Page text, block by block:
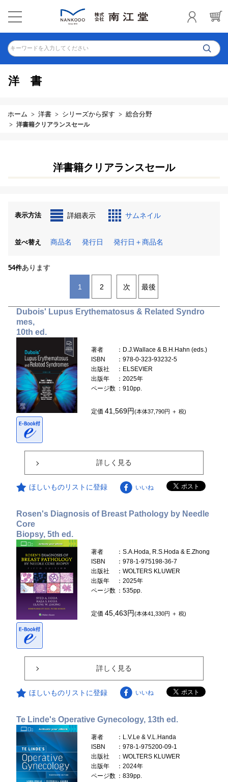
キーワードを入力してください
洋書
ホーム 洋書 シリーズから探す 総合分野
洋書籍クリアランスセール
洋書籍クリアランスセール
表示方法 詳細表示 サムネイル
並べ替え 商品名 発行日 発行日＋商品名
54件あります
1 2 次 最後
Dubois' Lupus Erythematosus & Related Syndro
mes,
10th ed.
著者
：D.J.Wallace & B.H.Hahn (eds.)
ISBN
：978-0-323-93232-5
出版社
：ELSEVIER
出版年
：2025年
ページ数 ：910pp.
定価41,569円(本体37,790円 ＋ 税)
詳しく見る
ほしいものリストに登録 いいね
Rosen's Diagnosis of Breast Pathology by Needle
Core
Biopsy, 5th ed.
著者
：S.A.Hoda, R.S.Hoda & E.Zhong
ISBN
：978-1-975198-36-7
出版社
：WOLTERS KLUWER
出版年
：2025年
ページ数 ：535pp.
定価45,463円(本体41,330円 ＋ 税)
詳しく見る
ほしいものリストに登録 いいね
Te Linde's Operative Gynecology, 13th ed.
著者
：L.V.Le & V.L.Handa
ISBN
：978-1-975200-09-1
出版社
：WOLTERS KLUWER
出版年
：2024年
ページ数 ：839pp.